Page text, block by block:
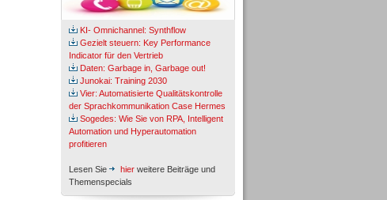
KI- Omnichannel: Synthflow
Gezielt steuern: Key Performance
Indicator für den Vertrieb
Daten: Garbage in, Garbage out!
Junokai: Training 2030
Vier: Automatisierte Qualitätskontrolle
der Sprachkommunikation Case Hermes
Sogedes: Wie Sie von RPA, Intelligent
Automation und Hyperautomation
profitieren
Lesen Sie hier weitere Beiträge und
Themenspecials